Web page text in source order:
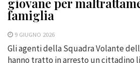
famiglia
9 GIUGNO 2026
Gli agenti della Squadra Volante
hanno tratto in arresto un cittadino